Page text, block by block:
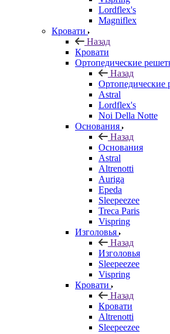
Lordflex's
Magniflex
Кровати
Назад
Кровати
Ортопедические
Назад
Ортопедические
Astral
Lordflex's
Noi Della Notte
Основания
Назад
Основания
Astral
Altrenotti
Auriga
Epeda
Sleepeezee
Treca Paris
Vispring
Изголовья
Назад
Изголовья
Sleepeezee
Vispring
Кровати
Назад
Кровати
Altrenotti
Sleepeezee